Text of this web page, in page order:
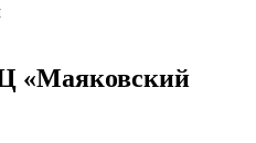
«Маяковский